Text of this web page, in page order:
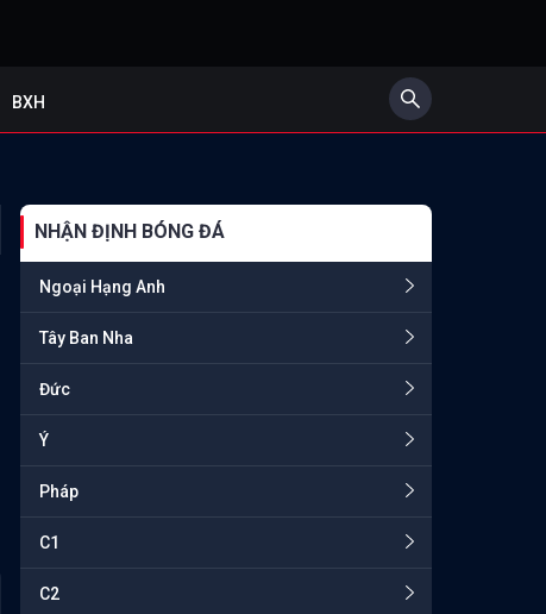
BXH
NHẬN ĐỊNH BÓNG ĐÁ
Ngoại Hạng Anh
Tây Ban Nha
Đức
Ý
Pháp
C1
C2